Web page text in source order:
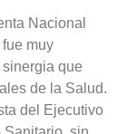
Nacional
muy
que
de la Salud.
del Ejecutivo